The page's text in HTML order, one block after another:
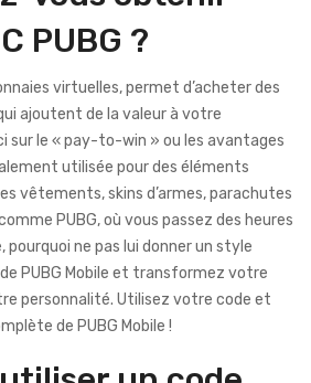
PUBG ?
virtuelles, permet d’acheter des
ajoutent de la valeur à votre
sur le « pay-to-win » ou les avantages
utilisée pour des éléments
vêtements, skins d’armes, parachutes
PUBG, où vous passez des heures
pourquoi ne pas lui donner un style
PUBG Mobile et transformez votre
personnalité. Utilisez votre code et
de PUBG Mobile !